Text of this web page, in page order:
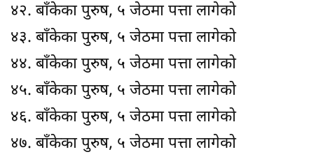
४२. बाँकेका पुरुष, ५ जेठमा पत्ता लागेको
४३. बाँकेका पुरुष, ५ जेठमा पत्ता लागेको
४४. बाँकेका पुरुष, ५ जेठमा पत्ता लागेको
४५. बाँकेका पुरुष, ५ जेठमा पत्ता लागेको
४६. बाँकेका पुरुष, ५ जेठमा पत्ता लागेको
४७. बाँकेका पुरुष, ५ जेठमा पत्ता लागेको